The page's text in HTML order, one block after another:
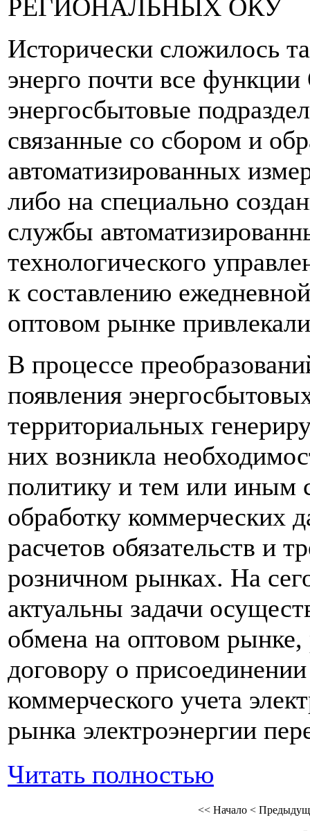
Исторически сложилось
энерго почти все
энергосбытовые
связанные со сбором и
автоматизированных
либо на специально
службы
технологического
к составлению
оптовом рынке
В процессе
появления
территориальных
них возникла
политику и тем или иным
обработку коммерческих
расчетов обязательств и
розничном рынках. На
актуальны задачи
обмена на оптовом
договору о
коммерческого учета
рынка электроэнергии
Читать полностью
<< Начало <